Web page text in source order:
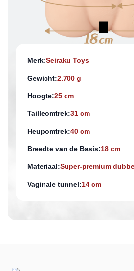
Merk:Seiraku Toys
Gewicht:2.700 g
Hoogte:25 cm
Tailleomtrek:31 cm
Heupomtrek:40 cm
Breedte van de Basis:18 cm
Materiaal:Super-premium
Vaginale tunnel:14 cm